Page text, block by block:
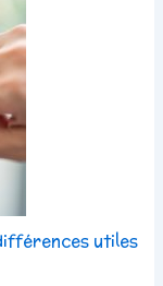
utiles